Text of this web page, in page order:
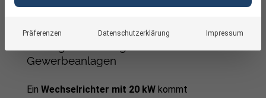
Wechselrichter mit 20 kW – die starke
Gewerbeanlagen
Ein Wechselrichter mit 20 kW kommt
Präferenzen Datenschutzerklärung Impressum